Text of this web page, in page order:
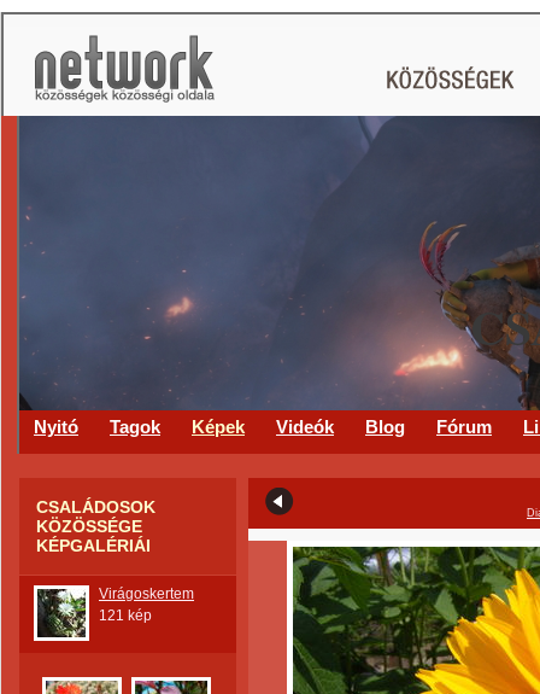
Nyitó Tagok Képek Videók Blog Fórum
CSALÁDOSOK
KÖZÖSSÉGE
KÉPGALÉRIÁI
Virágoskertem
121 kép